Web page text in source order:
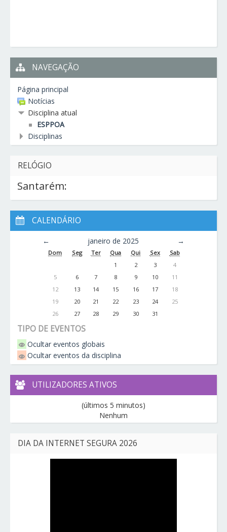
NAVEGAÇÃO
Página principal
Notícias
Disciplina atual
ESPPOA
Disciplinas
RELÓGIO
Santarém:
CALENDÁRIO
← janeiro de 2025 →
Dom Seg Ter Qua Qui Sex
Sab
1
2 3
4
5
6 7 8 9 10
11
12
13 14 15 16 17
18
19
20 21 22 23 24
25
26
27 28 29 30 31
TIPO DE EVENTOS
Ocultar eventos globais
Ocultar eventos da disciplina
UTILIZADORES ATIVOS
(últimos 5 minutos)
Nenhum
DIA DA INTERNET SEGURA 2026